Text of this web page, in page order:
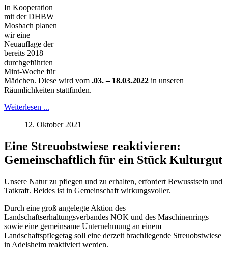
In Kooperation
mit der DHBW
Mosbach planen
wir eine
Neuauflage der
bereits 2018
durchgeführten
Mint-Woche für
Mädchen. Diese wird vom .03. – 18.03.2022 in unseren
Räumlichkeiten stattfinden.
Weiterlesen ...
12. Oktober 2021
Eine Streuobstwiese reaktivieren:
Gemeinschaftlich für ein Stück Kulturgut
Unsere Natur zu pflegen und zu erhalten, erfordert Bewusstsein und
Tatkraft. Beides ist in Gemeinschaft wirkungsvoller.
Durch eine groß angelegte Aktion des
Landschaftserhaltungsverbandes NOK und des Maschinenrings
sowie eine gemeinsame Unternehmung an einem
Landschaftspflegetag soll eine derzeit brachliegende Streuobstwiese
in Adelsheim reaktiviert werden.